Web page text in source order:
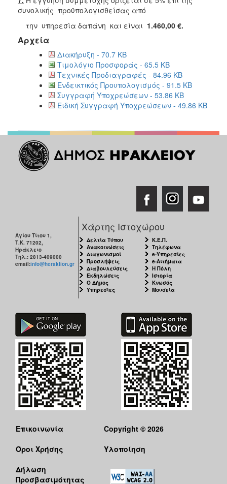
συνολικής προϋπολογισθείσας από
την υπηρεσία δαπάνη και είναι 1.460,00 €.
Αρχεία
Διακήρυξη - 70.7 KB
Τιμολόγιο Προσφοράς - 65.5 KB
Τεχνικές Προδιαγραφές - 84.96 KB
Ενδεικτικός Προυπολογισμός - 91.5 KB
Συγγραφή Υποχρεώσεων - 53.86 KB
Ειδική Συγγραφή Υποχρεώσεων - 49.86 KB
Αγίου Τίτου 1,
Τ.Κ. 71202,
Ηράκλειο
Τηλ.: 2813-409000
email:info@heraklion.gr
Χάρτης Ιστοχώρου
Δελτία Τύπου
Ανακοινώσεις
Διαγωνισμοί
Προσλήψεις
Διαβουλεύσεις
Εκδηλώσεις
Ο Δήμος
Υπηρεσίες
Κ.Ε.Π.
Τηλέφωνα
e-Υπηρεσίες
e-Αιτήματα
Η Πόλη
Ιστορία
Κνωσός
Μουσεία
Επικοινωνία
Όροι Χρήσης
Δήλωση
Προσβασιμότητας
Copyright © 2026
Υλοποίηση